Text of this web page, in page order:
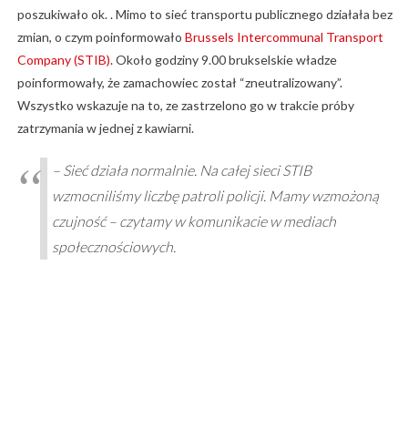
poszukiwało ok. . Mimo to sieć transportu publicznego działała bez
zmian, o czym poinformowało Brussels Intercommunal Transport
Company (STIB). Około godziny 9.00 brukselskie władze
poinformowały, że zamachowiec został “zneutralizowany”.
Wszystko wskazuje na to, ze zastrzelono go w trakcie próby
zatrzymania w jednej z kawiarni.
– Sieć działa normalnie. Na całej sieci STIB
wzmocniliśmy liczbę patroli policji. Mamy wzmożoną
czujność – czytamy w komunikacie w mediach
społecznościowych.